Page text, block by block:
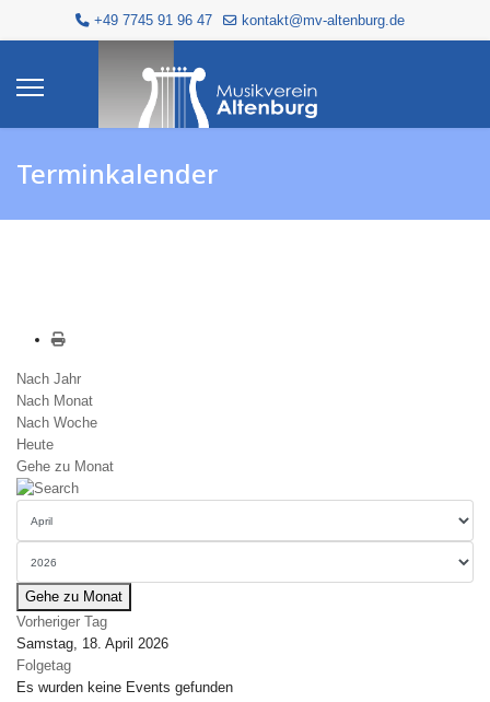
+49 7745 91 96 47 kontakt@mv-altenburg.de
Terminkalender
Nach Jahr
Nach Monat
Nach Woche
Heute
Gehe zu Monat
Gehe zu Monat
Vorheriger Tag
Samstag, 18. April 2026
Folgetag
Es wurden keine Events gefunden